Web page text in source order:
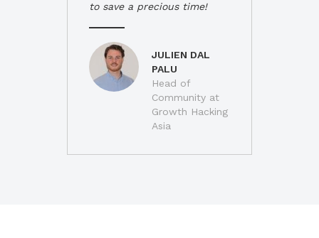
to save a precious time!
JULIEN DAL
PALU
Head of
Community at
Growth Hacking
Asia